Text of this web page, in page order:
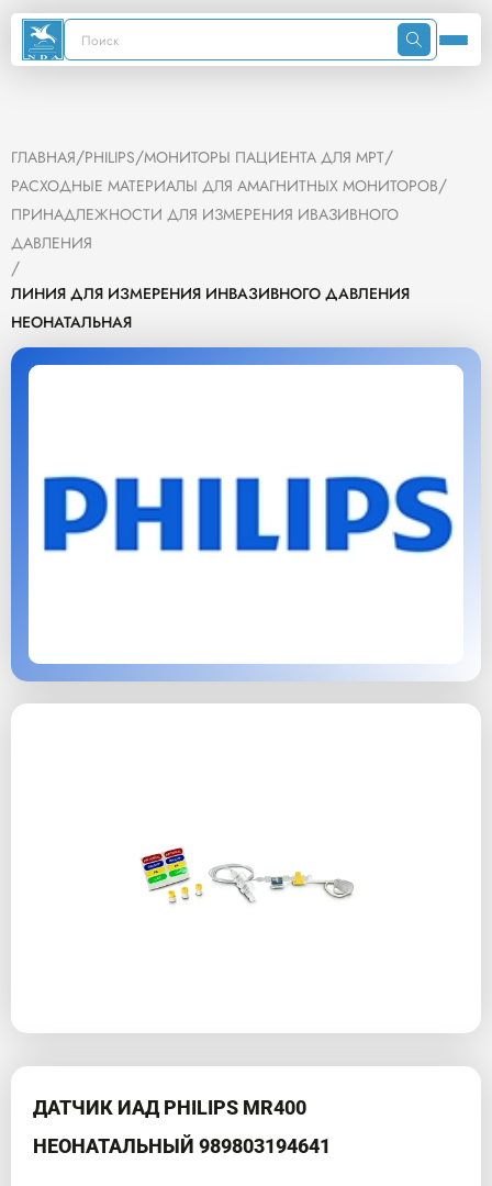
ГЛАВНАЯ/PHILIPS/МОНИТОРЫ ПАЦИЕНТА ДЛЯ МРТ/
РАСХОДНЫЕ МАТЕРИАЛЫ ДЛЯ АМАГНИТНЫХ МОНИТОРОВ/
ПРИНАДЛЕЖНОСТИ ДЛЯ ИЗМЕРЕНИЯ ИВАЗИВНОГО
ДАВЛЕНИЯ
/
ЛИНИЯ ДЛЯ ИЗМЕРЕНИЯ ИНВАЗИВНОГО ДАВЛЕНИЯ
НЕОНАТАЛЬНАЯ
ДАТЧИК ИАД PHILIPS MR400
НЕОНАТАЛЬНЫЙ 989803194641